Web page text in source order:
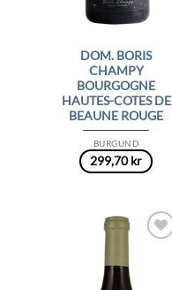
BURGUND
DOM. BORIS
CHAMPY
BOURGOGNE
HAUTES-COTES DE
BEAUNE ROUGE
299,70kr